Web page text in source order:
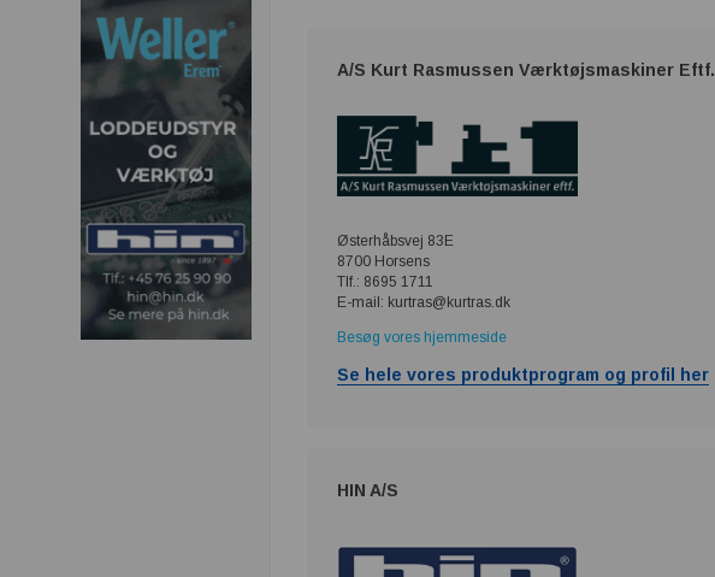
A/S Kurt Rasmussen Værktøjsmaskiner Eftf.
Østerhåbsvej 83E
8700 Horsens
Tlf.: 8695 1711
E-mail: kurtras@kurtras.dk
Besøg vores hjemmeside
Se hele vores produktprogram og profil her
HIN A/S